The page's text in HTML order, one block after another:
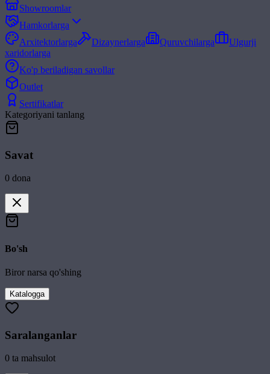
Showroomlar
Hamkorlarga
Arxitektorlarga
Dizaynerlarga Quruvchilarga
Ulgurji
xaridorlarga
Ko'p beriladigan savollar
Outlet
Sertifikatlar
Kategoriyani tanlang
Savat
0 dona
Bo'sh
Biror narsa qo'shing
Katalogga
Saralanganlar
0 ta mahsulot